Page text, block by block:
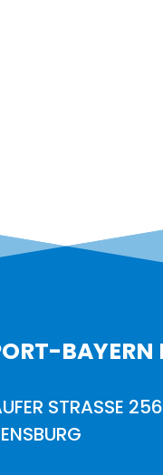
BAYERN
STRASSE 256